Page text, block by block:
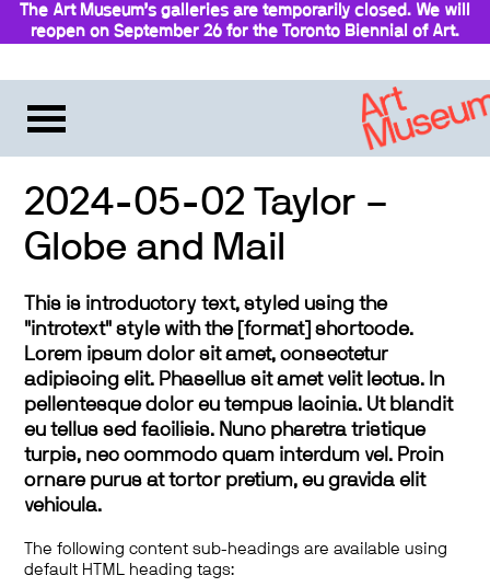
The Art Museum’s galleries are temporarily closed. We will
reopen on September 26 for the Toronto Biennial of Art.
2024-05-02 Taylor –
Globe and Mail
This is introductory text, styled using the
"introtext" style with the [format] shortcode.
Lorem ipsum dolor sit amet, consectetur
adipiscing elit. Phasellus sit amet velit lectus. In
pellentesque dolor eu tempus lacinia. Ut blandit
eu tellus sed facilisis. Nunc pharetra tristique
turpis, nec commodo quam interdum vel. Proin
ornare purus at tortor pretium, eu gravida elit
vehicula.
The following content sub-headings are available using
default HTML heading tags: